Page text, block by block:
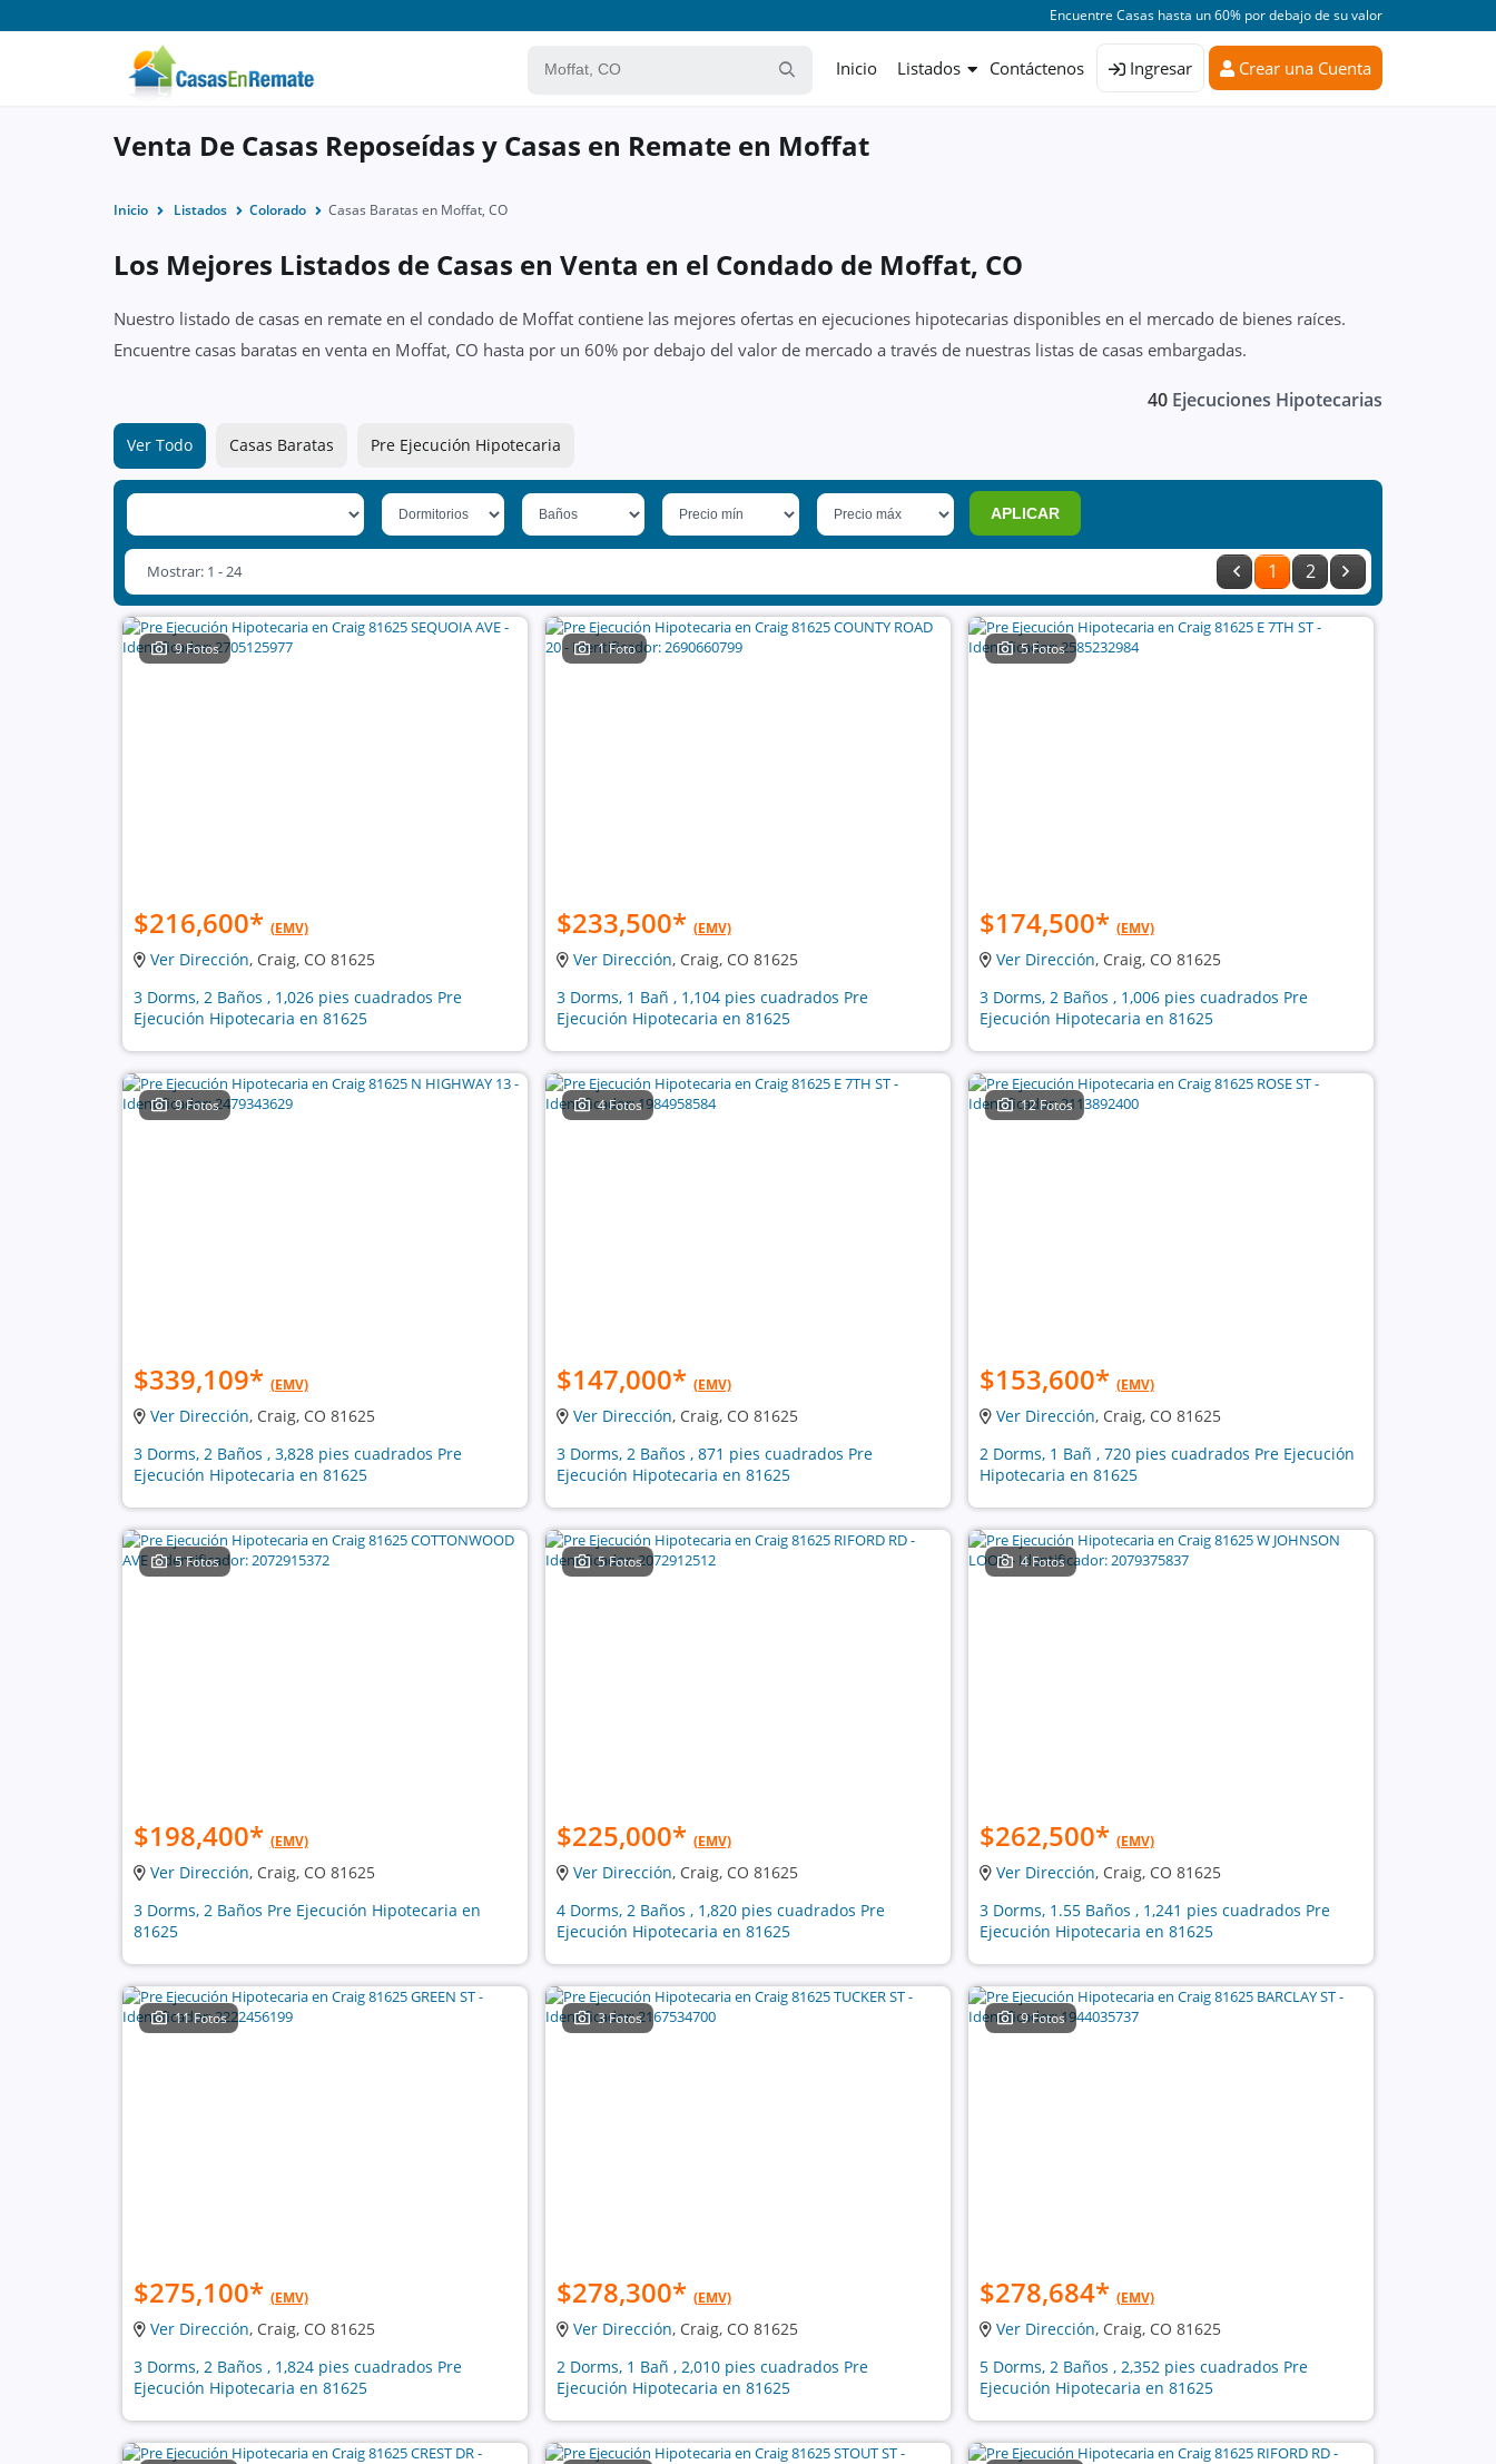
Encuentre Casas hasta un 60% por debajo de su valor
Inicio Listados Contáctenos Ingresar Crear una Cuenta
Venta De Casas Reposeídas y Casas en Remate en Moffat
Inicio Listados Colorado Casas Baratas en Moffat, CO
Los Mejores Listados de Casas en Venta en el Condado de Moffat, CO
Nuestro listado de casas en remate en el condado de Moffat contiene las mejores ofertas en ejecuciones hipotecarias disponibles en el mercado de bienes raíces.
Encuentre casas baratas en venta en Moffat, CO hasta por un 60% por debajo del valor de mercado a través de nuestras listas de casas embargadas.
40 Ejecuciones Hipotecarias
Ver Todo Casas Baratas Pre Ejecución Hipotecaria
APLICAR
1 2
Mostrar: 1 - 24
9 Fotos
$216,600* (EMV)
Ver Dirección, Craig, CO 81625
3 Dorms, 2 Baños , 1,026 pies cuadrados Pre
Ejecución Hipotecaria en 81625
1 Foto
$233,500* (EMV)
Ver Dirección, Craig, CO 81625
3 Dorms, 1 Bañ , 1,104 pies cuadrados Pre
Ejecución Hipotecaria en 81625
5 Fotos
$174,500* (EMV)
Ver Dirección, Craig, CO 81625
3 Dorms, 2 Baños , 1,006 pies cuadrados Pre
Ejecución Hipotecaria en 81625
9 Fotos
$339,109* (EMV)
Ver Dirección, Craig, CO 81625
3 Dorms, 2 Baños , 3,828 pies cuadrados Pre
Ejecución Hipotecaria en 81625
4 Fotos
$147,000* (EMV)
Ver Dirección, Craig, CO 81625
3 Dorms, 2 Baños , 871 pies cuadrados Pre
Ejecución Hipotecaria en 81625
12 Fotos
$153,600* (EMV)
Ver Dirección, Craig, CO 81625
2 Dorms, 1 Bañ , 720 pies cuadrados Pre Ejecución
Hipotecaria en 81625
5 Fotos
$198,400* (EMV)
Ver Dirección, Craig, CO 81625
3 Dorms, 2 Baños Pre Ejecución Hipotecaria en
81625
5 Fotos
$225,000* (EMV)
Ver Dirección, Craig, CO 81625
4 Dorms, 2 Baños , 1,820 pies cuadrados Pre
Ejecución Hipotecaria en 81625
4 Fotos
$262,500* (EMV)
Ver Dirección, Craig, CO 81625
3 Dorms, 1.55 Baños , 1,241 pies cuadrados Pre
Ejecución Hipotecaria en 81625
11 Fotos
$275,100* (EMV)
Ver Dirección, Craig, CO 81625
3 Dorms, 2 Baños , 1,824 pies cuadrados Pre
Ejecución Hipotecaria en 81625
3 Fotos
$278,300* (EMV)
Ver Dirección, Craig, CO 81625
2 Dorms, 1 Bañ , 2,010 pies cuadrados Pre
Ejecución Hipotecaria en 81625
9 Fotos
$278,684* (EMV)
Ver Dirección, Craig, CO 81625
5 Dorms, 2 Baños , 2,352 pies cuadrados Pre
Ejecución Hipotecaria en 81625